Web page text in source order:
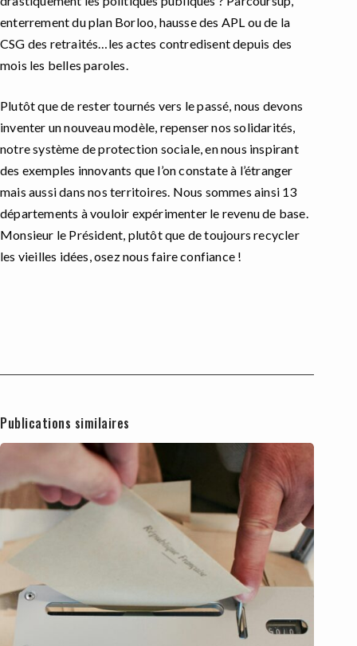
enterrement du plan Borloo, hausse des APL ou de la
CSG des retraités…les actes contredisent depuis des
mois les belles paroles.
Plutôt que de rester tournés vers le passé, nous devons
inventer un nouveau modèle, repenser nos solidarités,
notre système de protection sociale, en nous inspirant
des exemples innovants que l’on constate à l’étranger
mais aussi dans nos territoires. Nous sommes ainsi 13
départements à vouloir expérimenter le revenu de base.
Monsieur le Président, plutôt que de toujours recycler
les vieilles idées, osez nous faire confiance !
Publications similaires